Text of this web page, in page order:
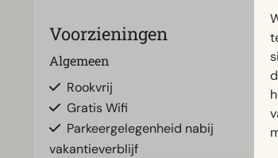
Voorzieningen
Algemeen
Rookvrij
Gratis Wifi
Parkeergelegenheid nabij
vakantieverblijf